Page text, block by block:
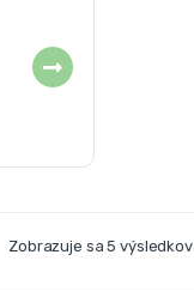
Zobrazuje sa 5 výsledkov